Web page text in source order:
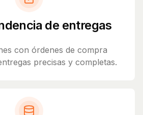
de entregas
con órdenes de compra
precisas y completas.